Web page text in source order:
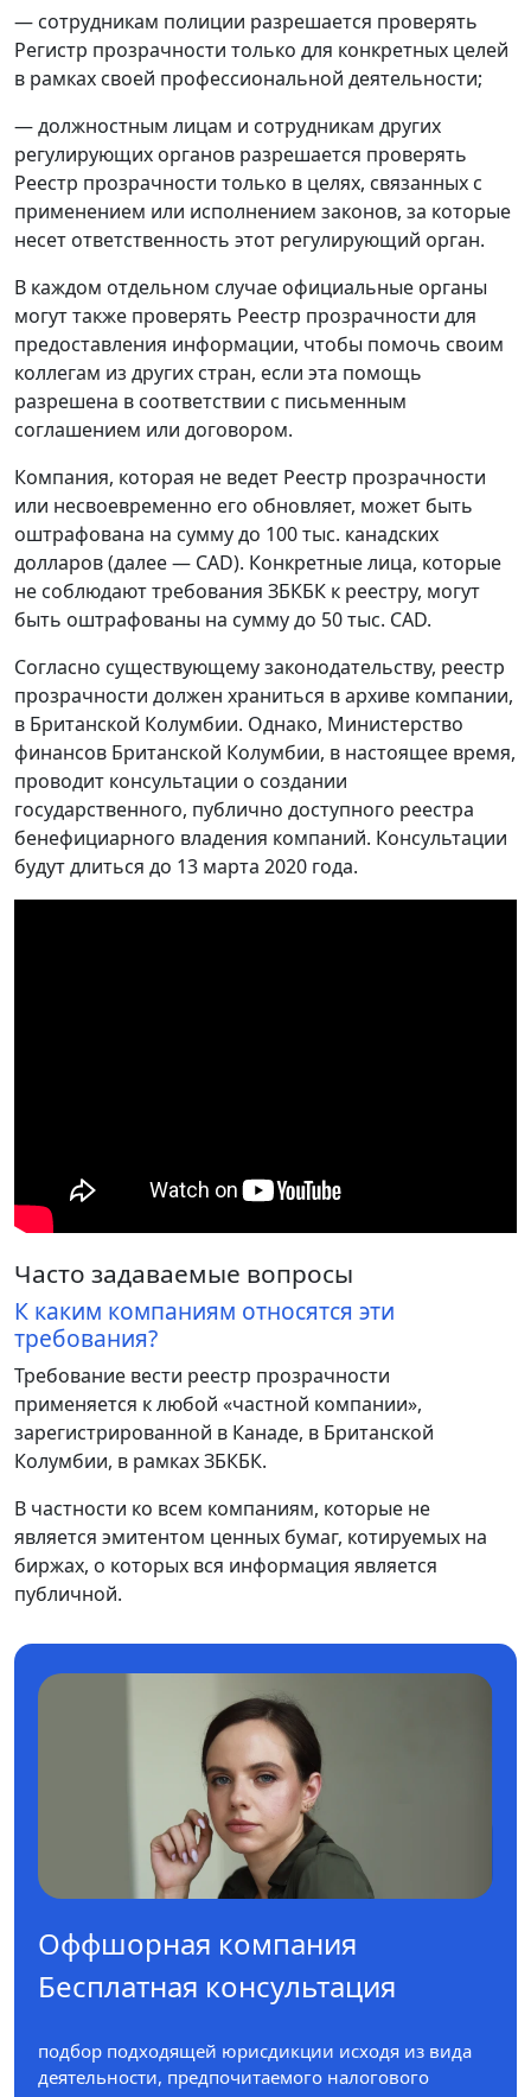
— сотрудникам полиции разрешается проверять
Регистр прозрачности только для конкретных целей
в рамках своей профессиональной деятельности;
— должностным лицам и сотрудникам других
регулирующих органов разрешается проверять
Реестр прозрачности только в целях, связанных с
применением или исполнением законов, за которые
несет ответственность этот регулирующий орган.
В каждом отдельном случае официальные органы
могут также проверять Реестр прозрачности для
предоставления информации, чтобы помочь своим
коллегам из других стран, если эта помощь
разрешена в соответствии с письменным
соглашением или договором.
Компания, которая не ведет Реестр прозрачности
или несвоевременно его обновляет, может быть
оштрафована на сумму до 100 тыс. канадских
долларов (далее — CAD). Конкретные лица, которые
не соблюдают требования ЗБКБК к реестру, могут
быть оштрафованы на сумму до 50 тыс. CAD.
Согласно существующему законодательству, реестр
прозрачности должен храниться в архиве компании,
в Британской Колумбии. Однако, Министерство
финансов Британской Колумбии, в настоящее время,
проводит консультации о создании
государственного, публично доступного реестра
бенефициарного владения компаний. Консультации
будут длиться до 13 марта 2020 года.
Часто задаваемые вопросы
К каким компаниям относятся эти
требования?
Требование вести реестр прозрачности
применяется к любой «частной компании»,
зарегистрированной в Канаде, в Британской
Колумбии, в рамках ЗБКБК.
В частности ко всем компаниям, которые не
является эмитентом ценных бумаг, котируемых на
биржах, о которых вся информация является
публичной.
Оффшорная компания
Бесплатная консультация
подбор подходящей юрисдикции исходя из вида
деятельности, предпочитаемого налогового